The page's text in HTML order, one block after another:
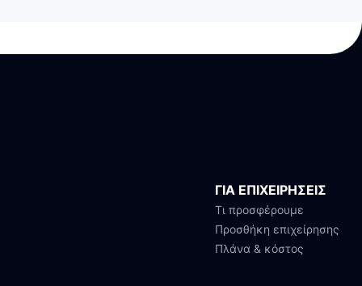
ΓΙΑ ΕΠΙΧΕΙΡΗΣΕΙΣ
Τι προσφέρουμε
Προσθήκη επιχείρησης
Πλάνα & κόστος